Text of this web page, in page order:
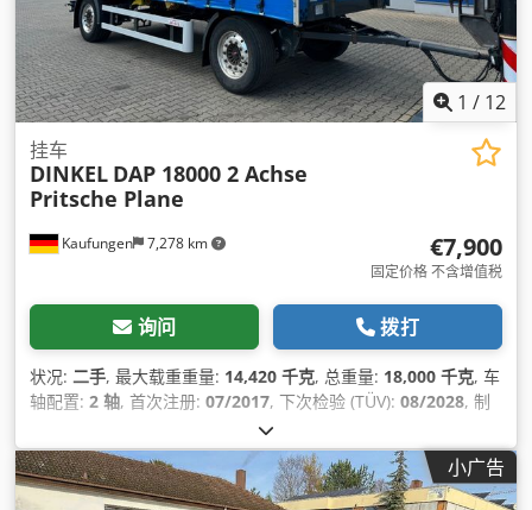
1 / 12
Kaufungen 7,278 km
挂车
DINKEL DAP 18000 2 Achse
Pritsche Plane
€7,900
固定价格 不含增值税
询问 拨打
状况: 二手, 最大载重重量: 14,420 千克, 总重量: 18,000 千克, 车
轴配置: 2 轴, 首次注册: 07/2017, 下次检验 (TÜV): 08/2028, 制
小广告